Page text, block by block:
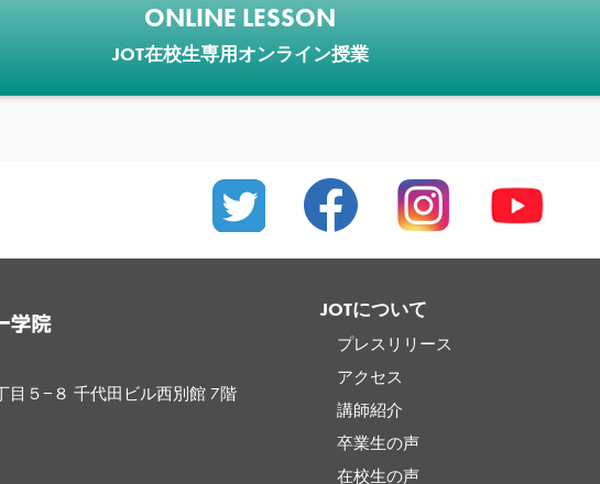
ONLINE LESSON
JOT在校生専用オンライン授業
目５−８ 千代田ビル西別館 7階
JOTについて
プレスリリース
アクセス
講師紹介
卒業生の声
在校生の声